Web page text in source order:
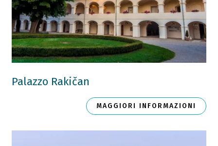
Palazzo Rakičan
MAGGIORI INFORMAZIONI